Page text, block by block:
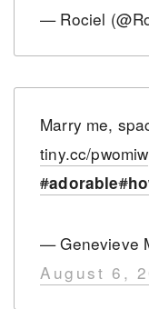
— Rociel
Marry me,
tiny.cc/pwomiw
#adorable#
— Genevieve
August 6,